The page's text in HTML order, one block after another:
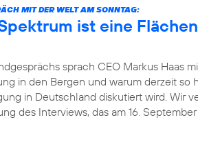
MIT DER WELT AM SONNTAG:
ist eine
sprach CEO Markus Haas
in den Bergen und warum derzeit so
in Deutschland diskutiert wird. Wir
des Interviews, das am 16.